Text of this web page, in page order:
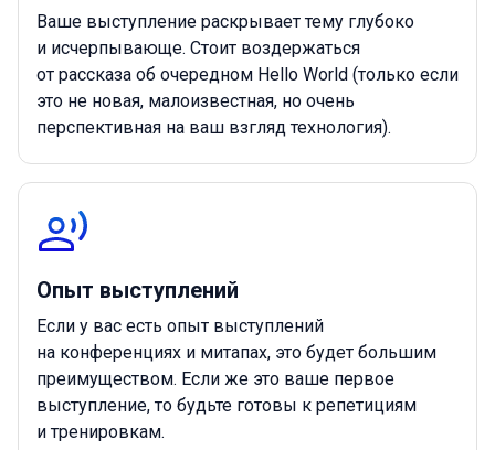
Ваше выступление раскрывает тему глубоко
и исчерпывающе. Стоит воздержаться
от рассказа об очередном Hello World (только если
это не новая, малоизвестная, но очень
перспективная на ваш взгляд технология).
Опыт выступлений
Если у вас есть опыт выступлений
на конференциях и митапах, это будет большим
преимуществом. Если же это ваше первое
выступление, то будьте готовы к репетициям
и тренировкам.